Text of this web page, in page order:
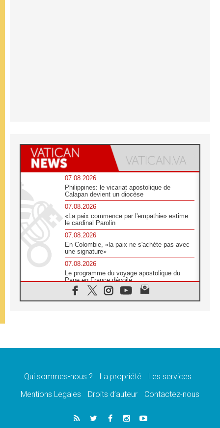
07.08.2026
Philippines: le vicariat apostolique de
Calapan devient un diocèse
07.08.2026
«La paix commence par l'empathie» estime
le cardinal Parolin
07.08.2026
En Colombie, «la paix ne s'achète pas avec
une signature»
07.08.2026
Le programme du voyage apostolique du
Pape en France dévoilé
07.08.2026
1ère Conférence continentale sur l'éducation
07.08.2026
07.08.2026
lancement des «dix jours de prière pour la
06.08.2026
Préparatifs des JMJ 2027 à Séoul: «c'est
Qui sommes-nous ? La propriété
Les services
Mentions Legales
Droits d’auteur Contactez-nous